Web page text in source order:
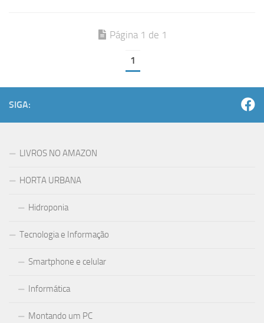
Página 1 de 1
1
SIGA:
LIVROS NO AMAZON
HORTA URBANA
Hidroponia
Tecnologia e Informação
Smartphone e celular
Informática
Montando um PC